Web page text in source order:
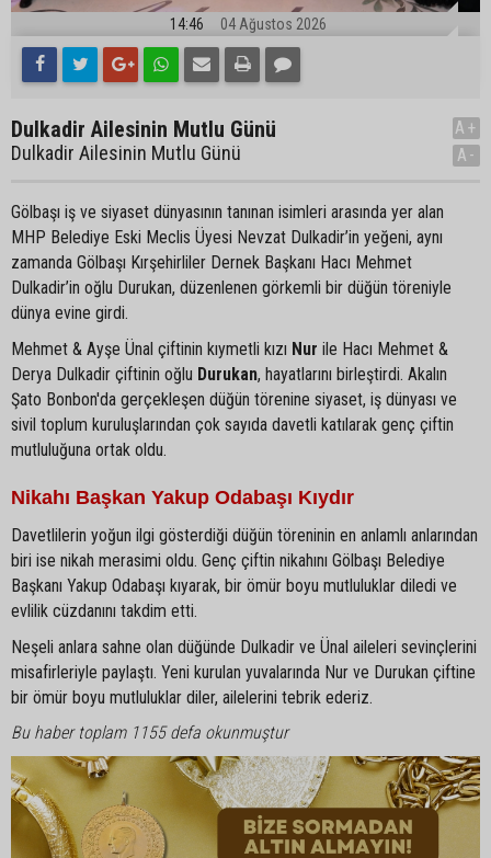
14:46 04 Ağustos 2026
Dulkadir Ailesinin Mutlu Günü
Dulkadir Ailesinin Mutlu Günü
A+
A-
Gölbaşı iş ve siyaset dünyasının tanınan isimleri arasında yer alan
MHP Belediye Eski Meclis Üyesi Nevzat Dulkadir’in yeğeni, aynı
zamanda Gölbaşı Kırşehirliler Dernek Başkanı Hacı Mehmet
Dulkadir’in oğlu Durukan, düzenlenen görkemli bir düğün töreniyle
dünya evine girdi.
Mehmet & Ayşe Ünal çiftinin kıymetli kızı Nur ile Hacı Mehmet &
Derya Dulkadir çiftinin oğlu Durukan, hayatlarını birleştirdi. Akalın
Şato Bonbon'da gerçekleşen düğün törenine siyaset, iş dünyası ve
sivil toplum kuruluşlarından çok sayıda davetli katılarak genç çiftin
mutluluğuna ortak oldu.
Nikahı Başkan Yakup Odabaşı Kıydır
Davetlilerin yoğun ilgi gösterdiği düğün töreninin en anlamlı anlarından
biri ise nikah merasimi oldu. Genç çiftin nikahını Gölbaşı Belediye
Başkanı Yakup Odabaşı kıyarak, bir ömür boyu mutluluklar diledi ve
evlilik cüzdanını takdim etti.
Neşeli anlara sahne olan düğünde Dulkadir ve Ünal aileleri sevinçlerini
misafirleriyle paylaştı. Yeni kurulan yuvalarında Nur ve Durukan çiftine
bir ömür boyu mutluluklar diler, ailelerini tebrik ederiz.
Bu haber toplam 1155 defa okunmuştur